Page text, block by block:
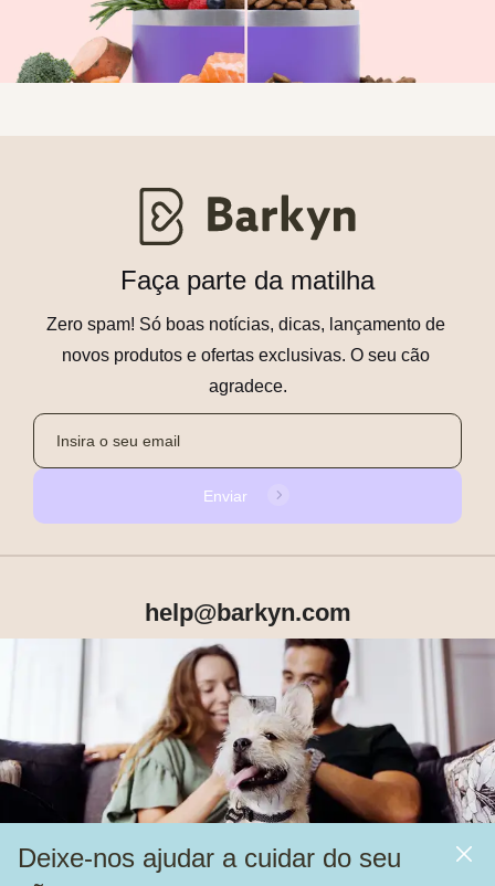
Deixe-nos ajudar a cuidar do seu
Faça parte da matilha
Zero spam! Só boas notícias, dicas, lançamento de
novos produtos e ofertas exclusivas. O seu cão
agradece.
Enviar
help@barkyn.com
Produtos
Mais